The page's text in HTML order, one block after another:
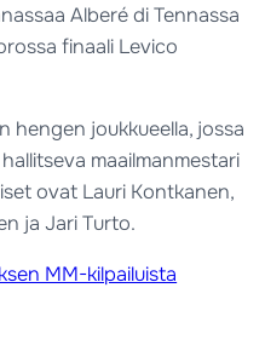
Alberé di Tennassa
finaali Levico
hengen joukkueella, jossa
maailmanmestari
ovat Lauri Kontkanen,
ja Jari Turto.
MM-kilpailuista